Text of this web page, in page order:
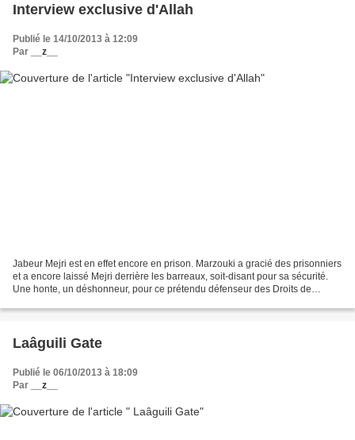
Interview exclusive d'Allah
Publié le 14/10/2013 à 12:09
Par
__z__
Jabeur Mejri est en effet encore en prison. Marzouki a gracié des prisonniers
et a encore laissé Mejri derrière les barreaux, soit-disant pour sa sécurité.
Une honte, un déshonneur, pour ce prétendu défenseur des Droits de
Laâguili Gate
Publié le 06/10/2013 à 18:09
Par
__z__